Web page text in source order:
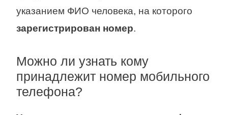
указанием ФИО человека, на которого
зарегистрирован номер.
Можно ли узнать кому
принадлежит номер мобильного
телефона?